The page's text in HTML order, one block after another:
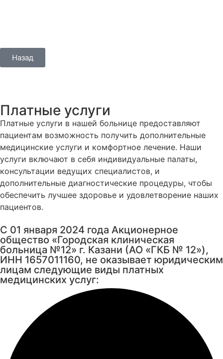
Назад
Платные услуги
Платные услуги в нашей больнице предоставляют
пациентам возможность получить дополнительные
медицинские услуги и комфортное лечение. Наши
услуги включают в себя индивидуальные палаты,
консультации ведущих специалистов, и
дополнительные диагностические процедуры, чтобы
обеспечить лучшее здоровье и удовлетворение наших
пациентов.
С 01 января 2024 года Акционерное
общество «Городская клиническая
больница №12» г. Казани (АО «ГКБ № 12»),
ИНН 1657011160, не оказывает юридическим
лицам следующие виды платных
медицинских услуг: